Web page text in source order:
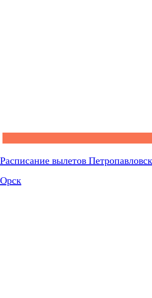
Расписание вылетов
Орск